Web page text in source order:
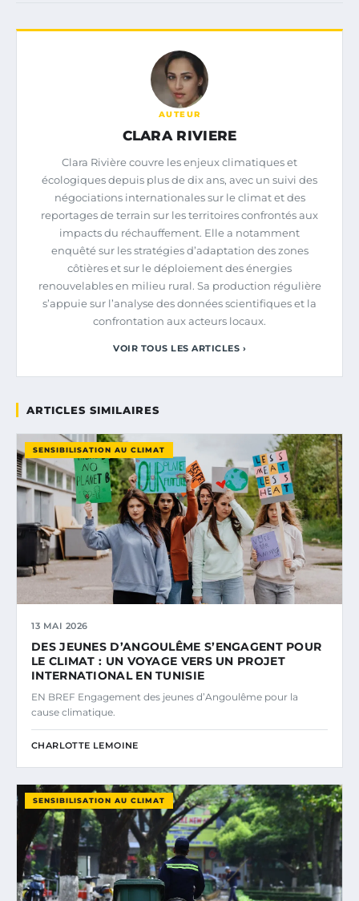
AUTEUR
CLARA RIVIERE
Clara Rivière couvre les enjeux climatiques et
écologiques depuis plus de dix ans, avec un suivi des
négociations internationales sur le climat et des
reportages de terrain sur les territoires confrontés aux
impacts du réchauffement. Elle a notamment
enquêté sur les stratégies d’adaptation des zones
côtières et sur le déploiement des énergies
renouvelables en milieu rural. Sa production régulière
s’appuie sur l’analyse des données scientifiques et la
confrontation aux acteurs locaux.
VOIR TOUS LES ARTICLES ›
ARTICLES SIMILAIRES
SENSIBILISATION AU CLIMAT
13 MAI 2026
DES JEUNES D’ANGOULÊME S’ENGAGENT POUR
LE CLIMAT : UN VOYAGE VERS UN PROJET
INTERNATIONAL EN TUNISIE
EN BREF Engagement des jeunes d’Angoulême pour la
cause climatique.
CHARLOTTE LEMOINE
SENSIBILISATION AU CLIMAT